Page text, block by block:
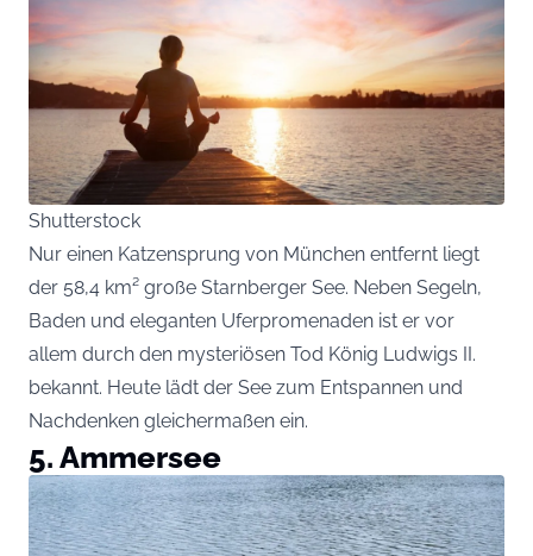
Shutterstock
Nur einen Katzensprung von München entfernt liegt
der 58,4 km² große Starnberger See. Neben Segeln,
Baden und eleganten Uferpromenaden ist er vor
allem durch den mysteriösen Tod König Ludwigs II.
bekannt. Heute lädt der See zum Entspannen und
Nachdenken gleichermaßen ein.
5. Ammersee